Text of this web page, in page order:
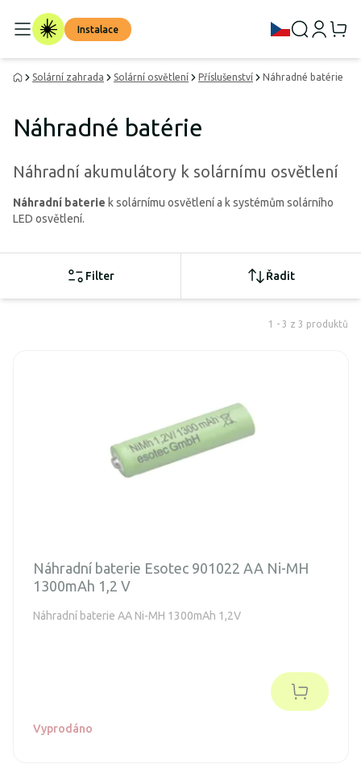
Instalace
Solární zahrada Solární osvětlení Příslušenství Náhradné batérie
Náhradné batérie
Náhradní akumulátory k solárnímu osvětlení
Náhradní baterie k solárnímu osvětlení a k systémům solárního
LED osvětlení.
Filter Řadit
1 - 3 z 3 produktů
Náhradní baterie Esotec 901022 AA Ni-MH
1300mAh 1,2 V
Náhradní baterie AA Ni-MH 1300mAh 1,2V
Vyprodáno